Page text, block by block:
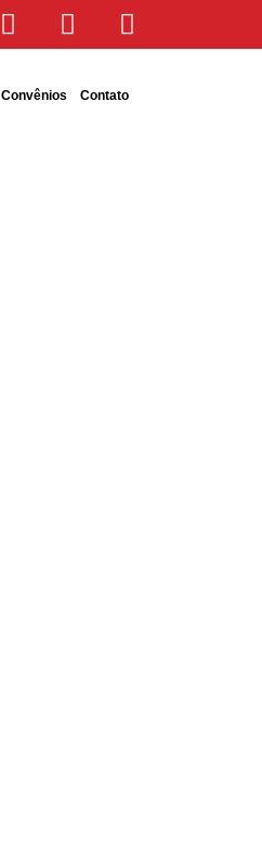
Convênios Contato